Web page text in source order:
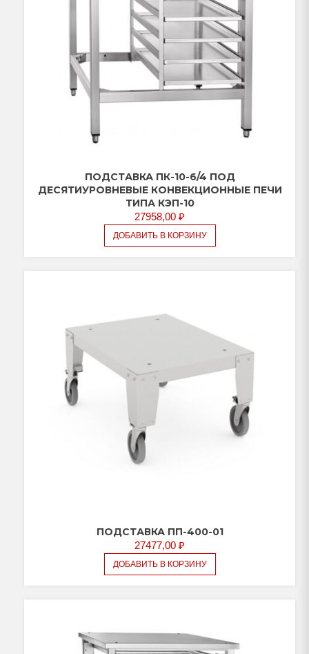
ПОДСТАВКА ПК-10-6/4 ПОД
ДЕСЯТИУРОВНЕВЫЕ КОНВЕКЦИОННЫЕ ПЕЧИ
ТИПА КЭП-10
27958,00 ₽
ДОБАВИТЬ В КОРЗИНУ
ПОДСТАВКА ПП-400-01
27477,00 ₽
ДОБАВИТЬ В КОРЗИНУ